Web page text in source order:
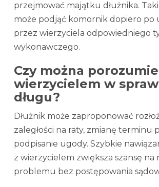
przejmować majątku dłużnika.
może podjąć komornik dopiero po
przez wierzyciela odpowiedniego
wykonawczego.
Czy można
wierzycielem w
długu?
Dłużnik może zaproponować
zaległości na raty, zmianę terminu
podpisanie ugody. Szybkie
z wierzycielem zwiększa szansę na
problemu bez postępowania